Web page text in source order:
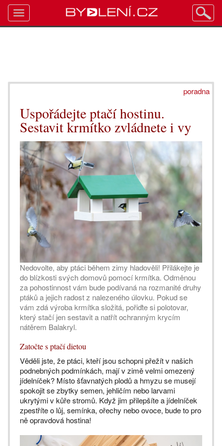
poradna
Uspořádejte ptačí hostinu.
Sestavit krmítko zvládnete i vy
Nedovolte, aby ptáci během zimy hladověli! Přilákejte je
do blízkosti svých domovů pomocí krmítka. Odměnou
za pohostinnost vám bude podívaná na rozmanité druhy
ptáků a jejich radost z nalezeného úlovku. Pokud se
vám zdá výroba krmítka složitá, pořiďte si polotovar,
který stačí jen sestavit a natřít ochranným krycím
nátěrem Balakryl.
Zatočte s ptačí dietou
Věděli jste, že ptáci, kteří jsou schopni přežít v našich
podnebných podmínkách, mají v zimě velmi omezený
jídelníček? Místo šťavnatých plodů a hmyzu se musejí
spokojit se zbytky semen, jehličím nebo larvami
ukrytými v kůře stromů. Když jim přilepšíte a jídelníček
zpestříte o lůj, semínka, ořechy nebo ovoce, bude to pro
ně opravdová hostina!
Toggle
navigation